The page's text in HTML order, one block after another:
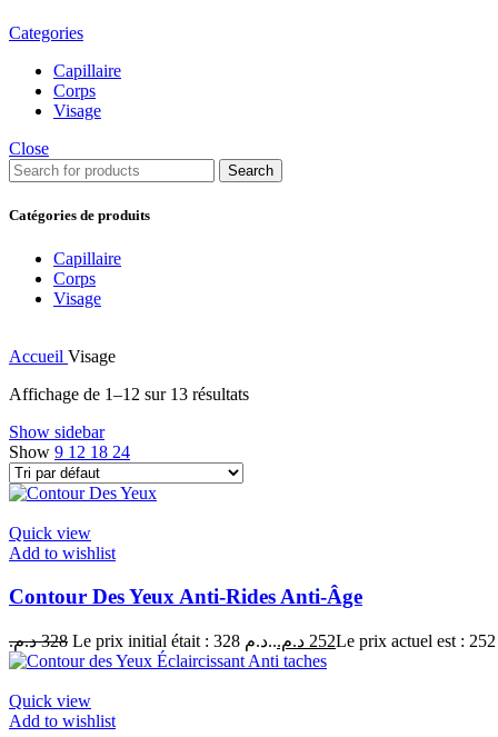
Categories
Capillaire
Corps
Visage
Close
Search
Catégories de produits
Capillaire
Corps
Visage
Accueil Visage
Affichage de 1–12 sur 13 résultats
Show sidebar
Show 9 12 18 24
Quick view
Add to wishlist
Contour Des Yeux Anti-Rides Anti-Âge
328 د.م. Le prix initial était : 328 د.م.. 252 د.م.
Quick view
Add to wishlist